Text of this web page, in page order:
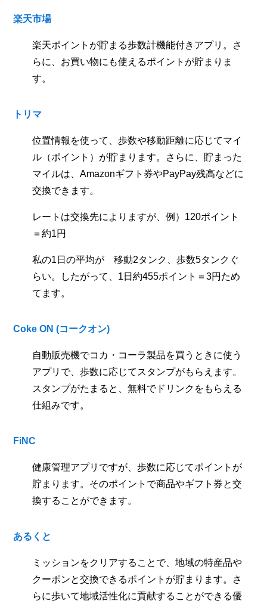
楽天市場
楽天ポイントが貯まる歩数計機能付きアプリ。さ
らに、お買い物にも使えるポイントが貯まりま
す。
トリマ
位置情報を使って、歩数や移動距離に応じてマイ
ル（ポイント）が貯まります。さらに、貯まった
マイルは、Amazonギフト券やPayPay残高などに
交換できます。
レートは交換先によりますが、例）120ポイント
＝約1円
私の1日の平均が 移動2タンク、歩数5タンクぐ
らい。したがって、1日約455ポイント＝3円ため
てます。
Coke ON (コークオン)
自動販売機でコカ・コーラ製品を買うときに使う
アプリで、歩数に応じてスタンプがもらえます。
スタンプがたまると、無料でドリンクをもらえる
仕組みです。
FiNC
健康管理アプリですが、歩数に応じてポイントが
貯まります。そのポイントで商品やギフト券と交
換することができます。
あるくと
ミッションをクリアすることで、地域の特産品や
クーポンと交換できるポイントが貯まります。さ
らに歩いて地域活性化に貢献することができる優